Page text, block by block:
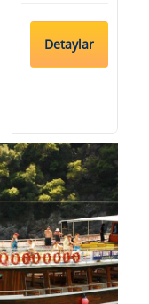
Detaylar